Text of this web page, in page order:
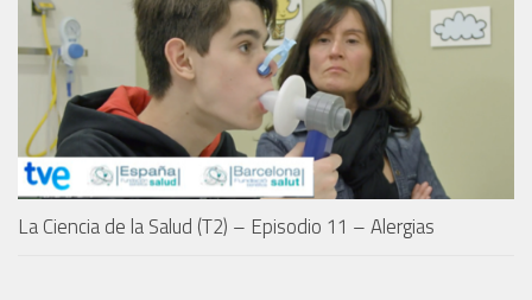
La Ciencia de la Salud (T2) – Episodio 11 – Alergias